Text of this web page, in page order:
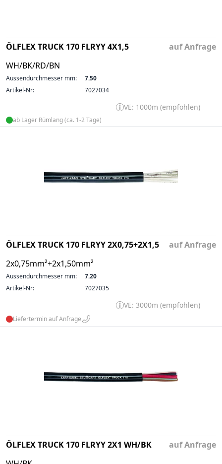
ÖLFLEX TRUCK 170 FLRYY 4X1,5
WH/BK/RD/BN
auf Anfrage
Aussendurchmesser mm:
7.50
Artikel-Nr:
7027034
VE: 1000m (empfohlen)
ab Lager Rümlang (ca. 1-2 Tage)
ÖLFLEX TRUCK 170 FLRYY 2X0,75+2X1,5
2x0,75mm²+2x1,50mm²
auf Anfrage
Aussendurchmesser mm:
7.20
Artikel-Nr:
7027035
VE: 3000m (empfohlen)
Liefertermin auf Anfrage
ÖLFLEX TRUCK 170 FLRYY 2X1 WH/BK
auf Anfrage